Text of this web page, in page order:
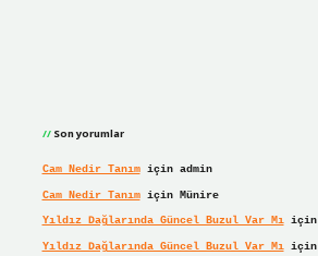
Son yorumlar
Cam Nedir Tanımiçin admin
Cam Nedir Tanımiçin Münire
Yıldız Dağlarında Güncel Buzul Var Mıiçin
Yıldız Dağlarında Güncel Buzul Var Mıiçin